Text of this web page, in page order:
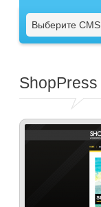
Выберите CMS
ShopPress